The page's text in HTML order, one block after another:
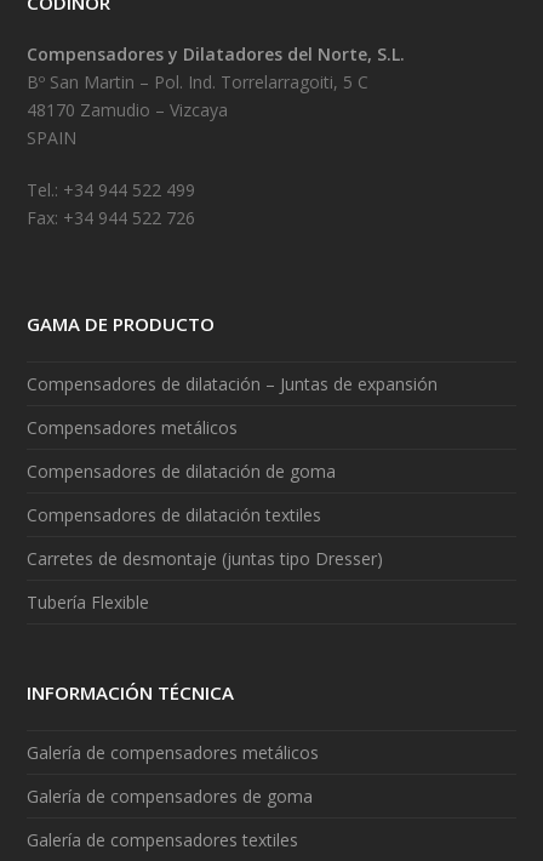
Compensadores y Dilatadores del Norte, S.L.
Bº San Martin – Pol. Ind. Torrelarragoiti, 5 C
48170 Zamudio – Vizcaya
SPAIN
Tel.: +34 944 522 499
Fax: +34 944 522 726
GAMA DE PRODUCTO
Compensadores de dilatación – Juntas de expansión
Compensadores metálicos
Compensadores de dilatación de goma
Compensadores de dilatación textiles
Carretes de desmontaje (juntas tipo Dresser)
Tubería Flexible
INFORMACIÓN TÉCNICA
Galería de compensadores metálicos
Galería de compensadores de goma
Galería de compensadores textiles